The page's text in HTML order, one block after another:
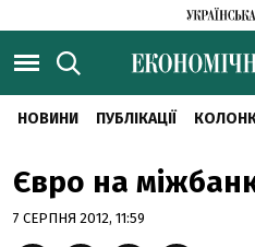
НОВИНИ ПУБЛІКАЦІЇ
Євро на
7 СЕРПНЯ 2012, 11:59